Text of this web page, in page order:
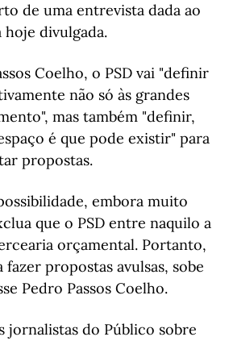
de uma entrevista dada ao
hoje divulgada.
Coelho, o PSD vai "definir
não só às grandes
mas também "definir,
é que pode existir" para
propostas.
embora muito
que o PSD entre naquilo a
orçamental. Portanto,
fazer propostas avulsas, sobe
Pedro Passos Coelho.
jornalistas do Público sobre